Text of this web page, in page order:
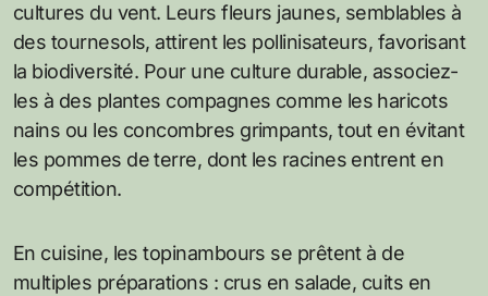
cultures du vent. Leurs fleurs jaunes, semblables à
des tournesols, attirent les pollinisateurs, favorisant
la biodiversité. Pour une culture durable, associez-
les à des plantes compagnes comme les haricots
nains ou les concombres grimpants, tout en évitant
les pommes de terre, dont les racines entrent en
compétition.
En cuisine, les topinambours se prêtent à de
multiples préparations : crus en salade, cuits en